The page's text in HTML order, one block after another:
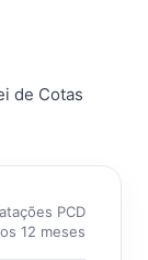
de Cotas
PCD
12 meses